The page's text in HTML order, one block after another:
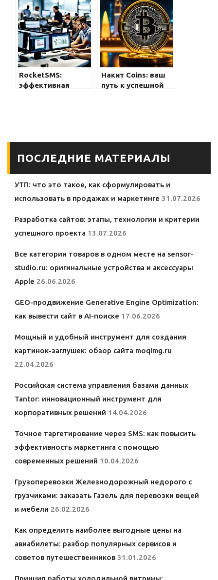
эффективной
маркировки
инструмент для
работы с
файловой
системой
RockеtSMS:
эффективная
Накит Coins: ваш
путь к успешной
ПОСЛЕДНИЕ МАТЕРИАЛЫ
УТП: что это такое, как сформулировать и
использовать в продажах и маркетинге 31.07.2026
Разработка сайтов: этапы, технологии и критерии
успешного проекта 13.07.2026
Все категории товаров в одном месте на sensor-
studio.ru: оригинальные устройства и аксессуары
Apple 26.06.2026
GEO-продвижение Generative Engine Optimization:
как вывести сайт в AI-поиске 17.06.2026
Мощный и удобный инструмент для создания
картинок-заглушек: обзор сайта moqimg.ru
22.04.2026
Российская система управления базами данных
Tantor: инновационный инструмент для
корпоративных решений 14.04.2026
Точное таргетирование через SMS: как повысить
эффективность маркетинга с помощью
современных решений 10.04.2026
Грузоперевозки Железнодорожный недорого с
грузчиками: заказать Газель для перевозки вещей
и мебели 26.02.2026
Как определить наиболее выгодные цены на
авиабилеты: разбор популярных сервисов и
советов путешественников 31.01.2026
Принцип работы холодильной витрины: